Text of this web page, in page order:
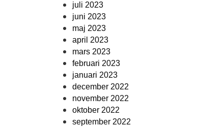
juli 2023
juni 2023
maj 2023
april 2023
mars 2023
februari 2023
januari 2023
december 2022
november 2022
oktober 2022
september 2022